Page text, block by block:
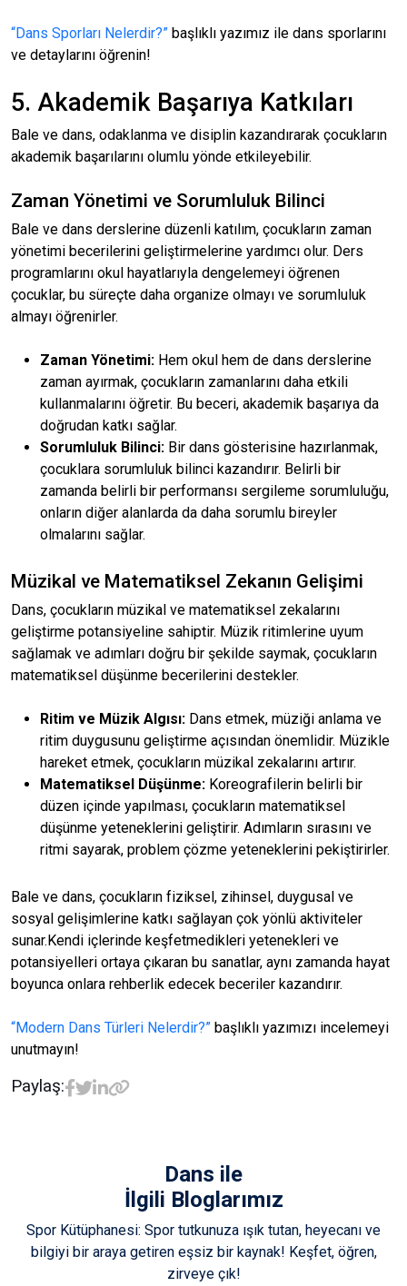
“Dans Sporları Nelerdir?” başlıklı yazımız ile dans sporlarını
ve detaylarını öğrenin!
5. Akademik Başarıya Katkıları
Bale ve dans, odaklanma ve disiplin kazandırarak çocukların
akademik başarılarını olumlu yönde etkileyebilir.
Zaman Yönetimi ve Sorumluluk Bilinci
Bale ve dans derslerine düzenli katılım, çocukların zaman
yönetimi becerilerini geliştirmelerine yardımcı olur. Ders
programlarını okul hayatlarıyla dengelemeyi öğrenen
çocuklar, bu süreçte daha organize olmayı ve sorumluluk
almayı öğrenirler.
Zaman Yönetimi: Hem okul hem de dans derslerine
zaman ayırmak, çocukların zamanlarını daha etkili
kullanmalarını öğretir. Bu beceri, akademik başarıya da
doğrudan katkı sağlar.
Sorumluluk Bilinci: Bir dans gösterisine hazırlanmak,
çocuklara sorumluluk bilinci kazandırır. Belirli bir
zamanda belirli bir performansı sergileme sorumluluğu,
onların diğer alanlarda da daha sorumlu bireyler
olmalarını sağlar.
Müzikal ve Matematiksel Zekanın Gelişimi
Dans, çocukların müzikal ve matematiksel zekalarını
geliştirme potansiyeline sahiptir. Müzik ritimlerine uyum
sağlamak ve adımları doğru bir şekilde saymak, çocukların
matematiksel düşünme becerilerini destekler.
Ritim ve Müzik Algısı: Dans etmek, müziği anlama ve
ritim duygusunu geliştirme açısından önemlidir. Müzikle
hareket etmek, çocukların müzikal zekalarını artırır.
Matematiksel Düşünme: Koreografilerin belirli bir
düzen içinde yapılması, çocukların matematiksel
düşünme yeteneklerini geliştirir. Adımların sırasını ve
ritmi sayarak, problem çözme yeteneklerini pekiştirirler.
Bale ve dans, çocukların fiziksel, zihinsel, duygusal ve
sosyal gelişimlerine katkı sağlayan çok yönlü aktiviteler
sunar.Kendi içlerinde keşfetmedikleri yetenekleri ve
potansiyelleri ortaya çıkaran bu sanatlar, aynı zamanda hayat
boyunca onlara rehberlik edecek beceriler kazandırır.
“Modern Dans Türleri Nelerdir?” başlıklı yazımızı incelemeyi
unutmayın!
Paylaş:
Dans ile
İlgili Bloglarımız
Spor Kütüphanesi: Spor tutkunuza ışık tutan, heyecanı ve
bilgiyi bir araya getiren eşsiz bir kaynak! Keşfet, öğren,
zirveye çık!